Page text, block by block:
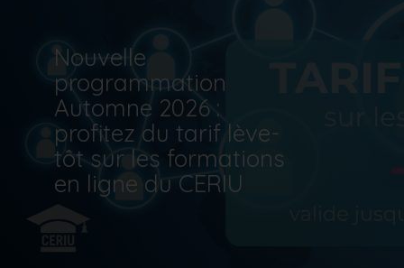
Nouvelle
programmation
Automne 2026 :
profitez du tarif lève-
tôt sur les formations
en ligne du CERIU